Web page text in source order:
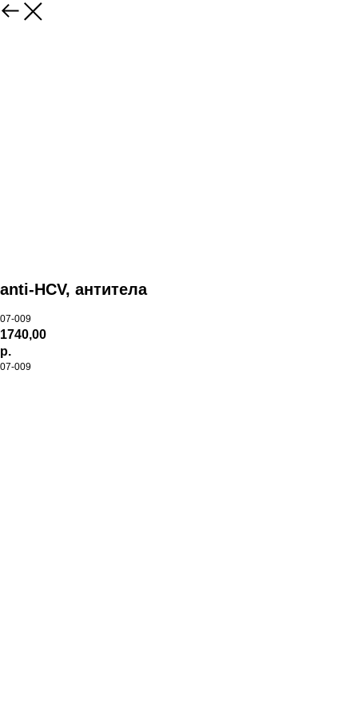
anti-HCV, антитела
07-009
1740,00
р.
07-009